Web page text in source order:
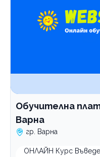
Обучителна
Варна
гр. Варна
ОНЛАЙН Курс